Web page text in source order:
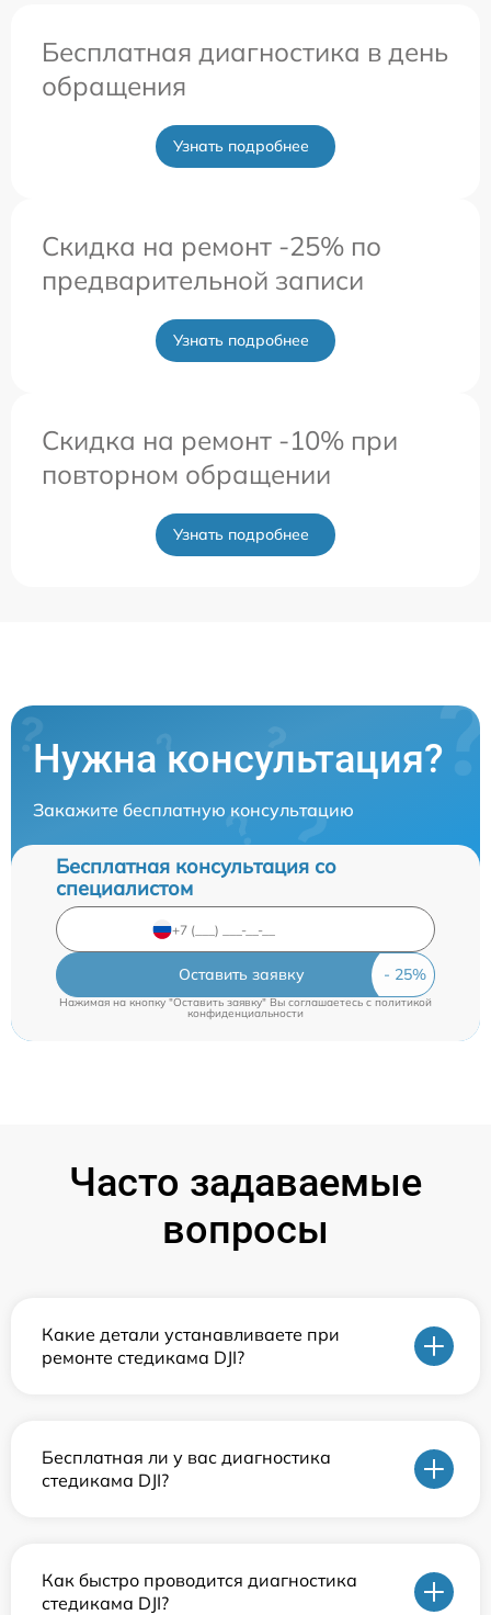
Бесплатная диагностика в день
обращения
Узнать подробнее
Скидка на ремонт -25% по
предварительной записи
Узнать подробнее
Скидка на ремонт -10% при
повторном обращении
Узнать подробнее
Нужна консультация?
Закажите бесплатную консультацию
Бесплатная консультация со
специалистом
Оставить заявку
Нажимая на кнопку "Оставить заявку" Вы соглашаетесь cполитикой
конфиденциальности
Часто задаваемые
вопросы
Какие детали устанавливаете при
ремонте стедикама DJI?
Бесплатная ли у вас диагностика
стедикама DJI?
Как быстро проводится диагностика
стедикама DJI?